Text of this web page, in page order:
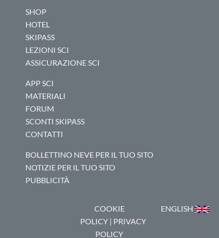
SHOP
HOTEL
SKIPASS
LEZIONI SCI
ASSICURAZIONE SCI
APP SCI
MATERIALI
FORUM
SCONTI SKIPASS
CONTATTI
BOLLETTINO NEVE PER IL TUO SITO
NOTIZIE PER IL TUO SITO
PUBBLICITÀ
COOKIE
POLICY| PRIVACY
POLICY
ENGLISH